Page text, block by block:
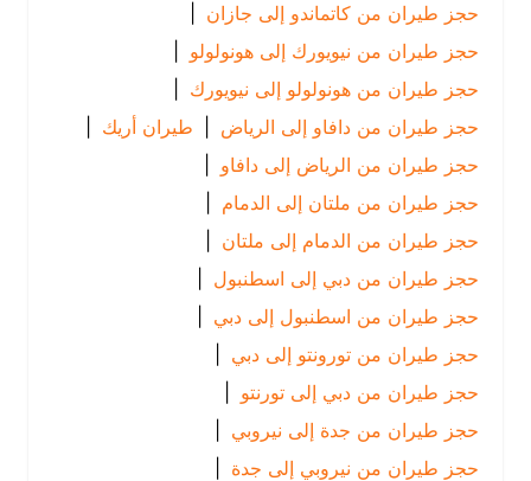
حجز طيران من كاتماندو إلى جازان
|
حجز طيران من نيويورك إلى هونولولو |
حجز طيران من هونولولو إلى نيويورك |
حجز طيران من دافاو إلى الرياض
| طيران أريك
|
حجز طيران من الرياض إلى دافاو
|
حجز طيران من ملتان إلى الدمام
|
حجز طيران من الدمام إلى ملتان |
حجز طيران من دبي إلى اسطنبول |
حجز طيران من اسطنبول إلى دبي |
حجز طيران من تورونتو إلى دبي |
حجز طيران من دبي إلى تورنتو |
حجز طيران من جدة إلى نيروبي |
حجز طيران من نيروبي إلى جدة